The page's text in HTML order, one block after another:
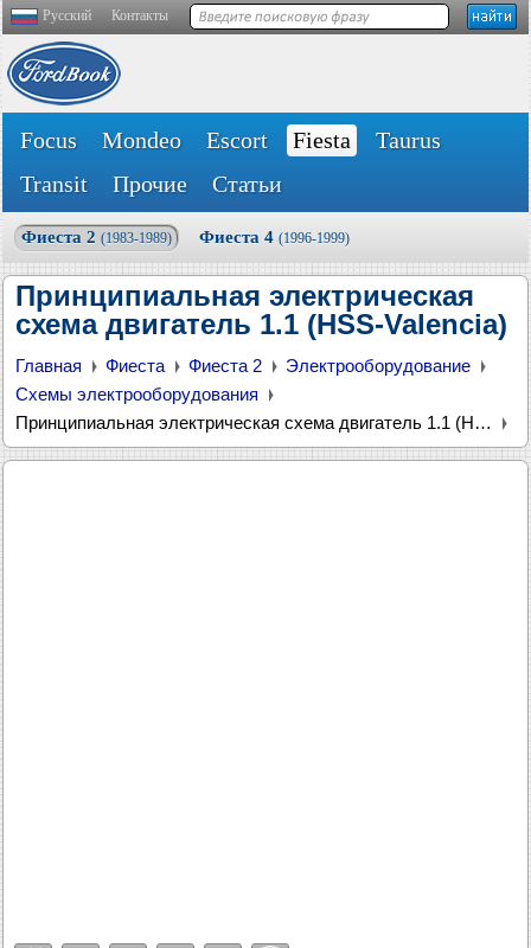
Русский Контакты
Focus Mondeo Escort Fiesta
Taurus
Transit
Прочие Статьи
Фиеста 2 (1983-1989) Фиеста 4 (1996-1999)
Принципиальная электрическая
схема двигатель 1.1 (HSS-Valencia)
Главная Фиеста Фиеста 2
Электрооборудование
Схемы электрооборудования
Принципиальная электрическая схема двигатель 1.1 (HSS-Valencia)